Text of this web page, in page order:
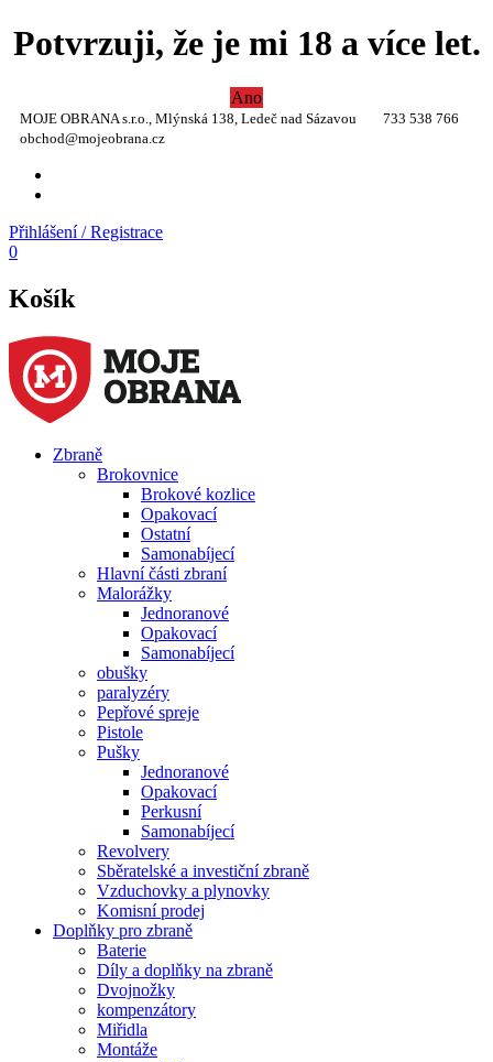
Potvrzuji, že je mi 18 a více let.
Ano
MOJE OBRANA s.r.o., Mlýnská 138, Ledeč nad Sázavou
733 538 766
obchod@mojeobrana.cz
Přihlášení / Registrace
0
Košík
Zbraně
Brokovnice
Brokové kozlice
Opakovací
Ostatní
Samonabíjecí
Hlavní části zbraní
Malorážky
Jednoranové
Opakovací
Samonabíjecí
obušky
paralyzéry
Pepřové spreje
Pistole
Pušky
Jednoranové
Opakovací
Perkusní
Samonabíjecí
Revolvery
Sběratelské a investiční zbraně
Vzduchovky a plynovky
Komisní prodej
Doplňky pro zbraně
Baterie
Díly a doplňky na zbraně
Dvojnožky
kompenzátory
Miřidla
Montáže